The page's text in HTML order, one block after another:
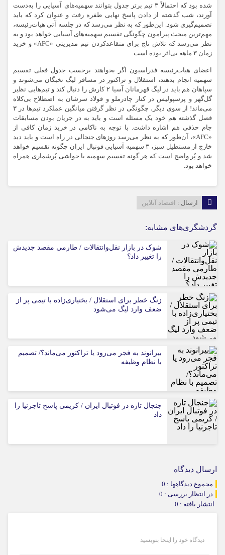
شده بود که احتمالاً ۳ تیم برتر جدول بتوانند سهمیه‌های آسیایی را به‌دست
آورند، شب گذشته از دادن پاسخ نهایی طفره رفت و عنوان کرد که باید
تصمیم‌گیری شود. این‌طور که به نظر می‌رسد که در جلسه آتی هیات‌رئیسه،
مهم‌ترین مبحث پیرامون چگونگی تقسیم سهمیه‌های آسیایی خواهد بود و به
نظر می‌رسد که تلاش تاج برای متقاعد‌کردن تیم مدیریتی «AFC» و خرید
زمان ۳ ماهه بی‌اثر بوده است.
اعضای هیات‌رئیسه فدراسیون اگر بخواهند برحسب جدول فعلی تقسیم
سهمیه انجام بدهند، استقلال و تراکتور در مسافر لیگ نخبگان می‌شوند و
سپاهان هم باید در لیگ قهرمانان آسیا ۲ کارش را دنبال کند و تیم‌هایی نظیر
گل‌گهر و پرسپولیس در کنار چادرملو و فولاد سرشان به اصطلاح بی‌کلاه
می‌ماند! از سوی دیگر، چگونگی در نظر گرفتن میانگین عملکرد تیم‌ها در ۳
فصل گذشته هم خود یک مسئله است و باید به در جریان بودن مسابقات
جام حذفی هم اشاره داشت. با توجه به ناکامی در خرید زمان کافی از
«AFC»، آن‌طور که به نظر می‌رسد روز‌های جنجالی در راه است و باید دید
خارج از مستطیل سبز، ۳ سهمیه آسیایی فوتبال ایران چگونه تقسیم خواهد
شد و پُر واضح است که هر گونه تقسیم سهمیه با حواشی پُرشماری همراه
خواهد بود.
ارسال : اقتصاد آنلاین
گردشگری‌های مشابه:
شوک در بازار نقل‌وانتقالات / طارمی مقصد جدیدش
را تغییر داد؟
زنگ خطر برای استقلال / بختیاری‌زاده با تیمی پر از
ضعف وارد لیگ می‌شود
بیرانوند به فجر می‌رود یا تراکتور می‌ماند؟/ تصمیم
با نظام وظیفه
جنجال تازه در فوتبال ایران / کریمی پاسخ تاجرنیا را
داد
ارسال دیدگاه
مجموع دیدگاهها : 0
در انتظار بررسی : 0
انتشار یافته : 0
دیدگاه خود را اینجا بنویسید